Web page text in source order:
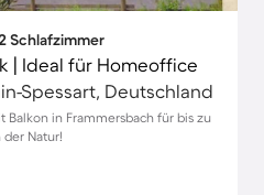
Schlafzimmer
| Ideal für Homeoffice
Spessart, Deutschland
in Frammersbach für bis zu
der Natur!